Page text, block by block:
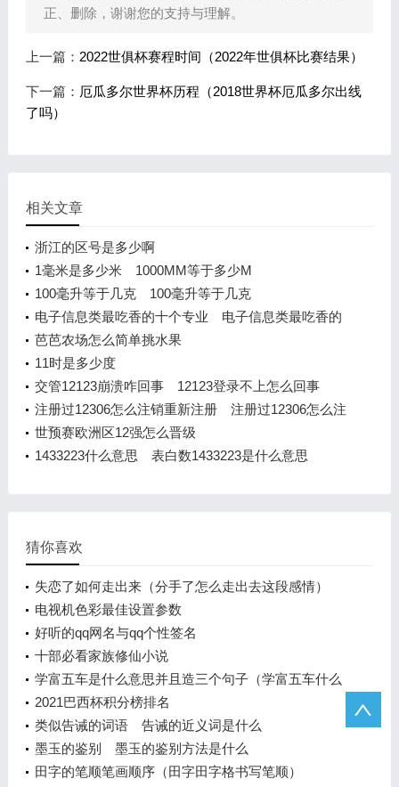
正、删除，谢谢您的支持与理解。
上一篇： 2022世俱杯赛程时间（2022年世俱杯比赛结果）
下一篇： 厄瓜多尔世界杯历程（2018世界杯厄瓜多尔出线
了吗）
相关文章
浙江的区号是多少啊
1毫米是多少米 1000MM等于多少M
100毫升等于几克 100毫升等于几克
电子信息类最吃香的十个专业 电子信息类最吃香的
十个专业
芭芭农场怎么简单挑水果
11时是多少度
交管12123崩溃咋回事 12123登录不上怎么回事
注册过12306怎么注销重新注册 注册过12306怎么注
销重新注册
世预赛欧洲区12强怎么晋级
1433223什么意思 表白数1433223是什么意思
猜你喜欢
失恋了如何走出来（分手了怎么走出去这段感情）
电视机色彩最佳设置参数
好听的qq网名与qq个性签名
十部必看家族修仙小说
学富五车是什么意思并且造三个句子（学富五车什么
意思）
2021巴西杯积分榜排名
类似告诫的词语 告诫的近义词是什么
墨玉的鉴别 墨玉的鉴别方法是什么
田字的笔顺笔画顺序（田字田字格书写笔顺）